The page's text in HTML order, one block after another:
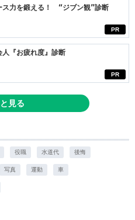
PR
ス力を鍛える！ “ジブン観”診断
PR
『お疲れ度』診断
見る
役職 水道代 後悔
写真 運動 車